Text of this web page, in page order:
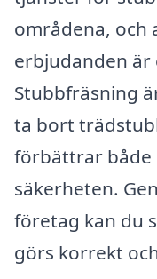
områdena, och
erbjudanden är
Stubbfräsning
ta bort
förbättrar både
säkerheten.
företag kan du
görs korrekt